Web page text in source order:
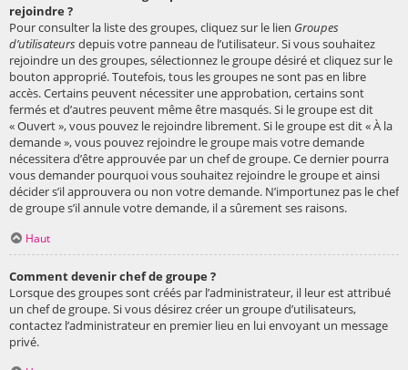
rejoindre ?
Pour consulter la liste des groupes, cliquez sur le lien Groupes
d’utilisateursdepuis votre panneau de l’utilisateur. Si vous souhaitez
rejoindre un des groupes, sélectionnez le groupe désiré et cliquez sur le
bouton approprié. Toutefois, tous les groupes ne sont pas en libre
accès. Certains peuvent nécessiter une approbation, certains sont
fermés et d’autres peuvent même être masqués. Si le groupe est dit
« Ouvert », vous pouvez le rejoindre librement. Si le groupe est dit « À la
demande », vous pouvez rejoindre le groupe mais votre demande
nécessitera d’être approuvée par un chef de groupe. Ce dernier pourra
vous demander pourquoi vous souhaitez rejoindre le groupe et ainsi
décider s’il approuvera ou non votre demande. N’importunez pas le chef
de groupe s’il annule votre demande, il a sûrement ses raisons.
Haut
Comment devenir chef de groupe ?
Lorsque des groupes sont créés par l’administrateur, il leur est attribué
un chef de groupe. Si vous désirez créer un groupe d’utilisateurs,
contactez l’administrateur en premier lieu en lui envoyant un message
privé.